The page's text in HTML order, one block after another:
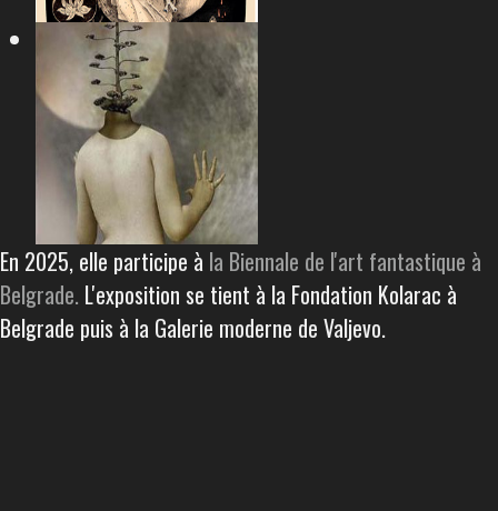
En 2025, elle participe à la Biennale de l'art fantastique à
Belgrade. L'exposition se tient à la Fondation Kolarac à
Belgrade puis à la Galerie moderne de Valjevo.